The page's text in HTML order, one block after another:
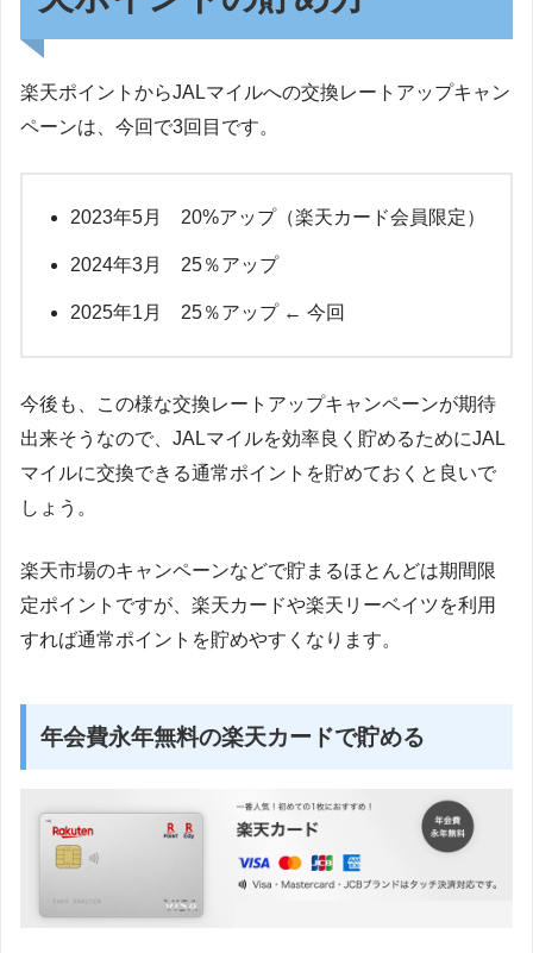
楽天ポイントからJALマイルへの交換レートアップキャン
ペーンは、今回で3回目です。
2023年5月 20%アップ（楽天カード会員限定）
2024年3月 25％アップ
2025年1月 25％アップ ← 今回
今後も、この様な交換レートアップキャンペーンが期待
出来そうなので、JALマイルを効率良く貯めるためにJAL
マイルに交換できる通常ポイントを貯めておくと良いで
しょう。
楽天市場のキャンペーンなどで貯まるほとんどは期間限
定ポイントですが、楽天カードや楽天リーベイツを利用
すれば通常ポイントを貯めやすくなります。
年会費永年無料の楽天カードで貯める